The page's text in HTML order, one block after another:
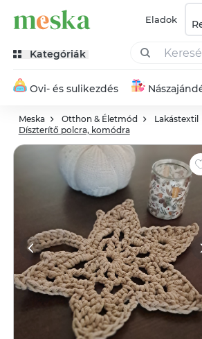
Eladok
Kategóriák
Ovi- és sulikezdés
Meska Otthon & Életmód Lakástextil
Díszterítő polcra, komódra